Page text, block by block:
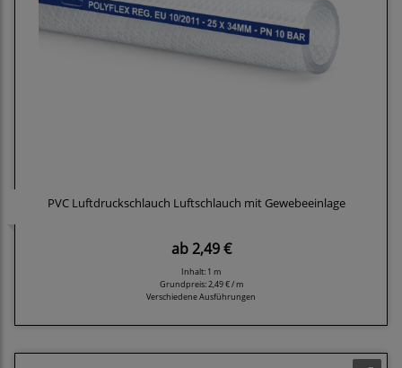
PVC Luftdruckschlauch Luftschlauch mit Gewebeeinlage
ab2,49 €
Inhalt: 1 m
Grundpreis:2,49 € / m
Verschiedene Ausführungen